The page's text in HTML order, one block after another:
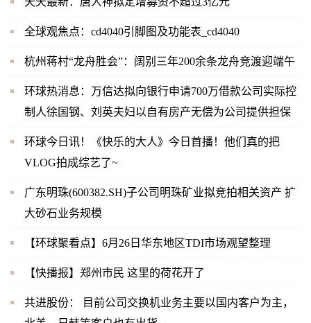
全球观焦点：cd4040引脚图及功能表_cd4040
杭州蒋村“龙舟胜会”：阔别三年200余条龙舟竞渡迎端午
环球热消息：万信达拟向银行申请700万借款公司实际控
制人徐国钢、刘英夫妇以自有房产无偿为公司提供担保
环球今日讯！《快乐的大人》今日首播！他们真的把
VLOG拍成综艺了~
广东明珠(600382.SH)子公司明珠矿业拟竞拍相关资产 扩
大砂石业务规模
【环球聚看点】6月26日华东地区TDI市场观望整理
【快播报】郑州市民 这里的荷花开了
共进股份： 目前公司交换机业务主要以国内客户为主，